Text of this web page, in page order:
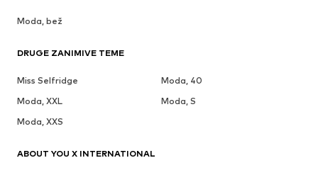
Moda, bež
DRUGE ZANIMIVE TEME
Miss Selfridge
Moda, 40
Moda, XXL
Moda, S
Moda, XXS
ABOUT YOU X INTERNATIONAL